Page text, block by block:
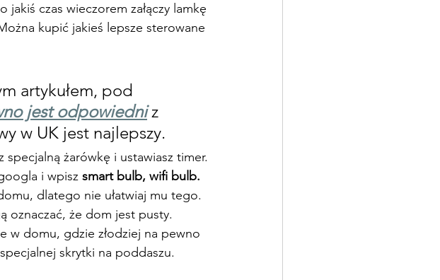
czas wieczorem załączy lamkę
kupić jakieś lepsze sterowane
artykułem, pod
jest odpowiedni z
w UK jest najlepszy.
żarówkę i ustawiasz timer.
i wpisz smart bulb, wifi bulb.
dlatego nie ułatwiaj mu tego.
oznaczać, że dom jest pusty.
w domu, gdzie złodziej na pewno
skrytki na poddaszu.